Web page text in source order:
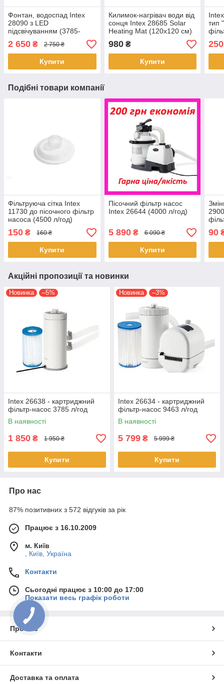
Фонтан, водоспад Intex
28090 з LED
підсвічуванням (3785-
12112 л/год)
2 650 ₴ 2 750 ₴
Купити
Килимок-нагрівач води від
сонця Intex 28685 Solar
Heating Mat (120х120 см)
980₴
Купити
тип
год
250
Подібні товари компанії
Фільтруюча сітка Intex
11730 до пісочного фільтр
насоса (4500 л/год)
150 ₴ 160 ₴
Купити
Пісочний фільтр насос
Intex 26644 (4000 л/год)
5 890₴ 6 090 ₴
Купити
90
Акційні пропозиції та новинки
Новинка –5%
Intex 26638 - картриджний
фільтр-насос 3785 л/год
В наявності
1 850 ₴ 1 950 ₴
Купити
Новинка –3%
Intex 26634 - картриджний
фільтр-насос 9463 л/год
В наявності
5 799 ₴ 5 999 ₴
Купити
Про нас
87% позитивних з 572 відгуків за рік
Працює з 16.10.2009
м. Київ
, Київ, Україна
Контакти
Сьогодні працює з 10:00 до 17:00
Показати весь графік роботи
Про нас
Контакти
Доставка та оплата